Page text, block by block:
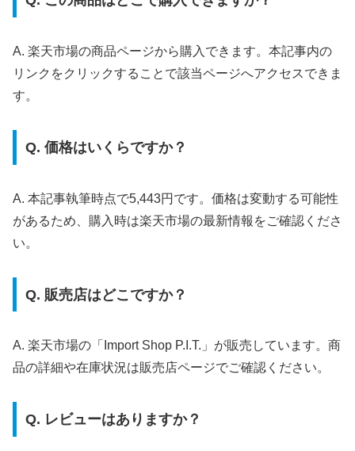
A. 楽天市場の商品ページから購入できます。本記事内の
リンクをクリックすることで該当ページへアクセスできま
す。
Q. 価格はいくらですか？
A. 本記事執筆時点で5,443円です。価格は変動する可能性
があるため、購入時は楽天市場の最新情報をご確認くださ
い。
Q. 販売店はどこですか？
A. 楽天市場の「Import Shop P.I.T.」が販売しています。商
品の詳細や在庫状況は販売店ページでご確認ください。
Q. レビューはありますか？